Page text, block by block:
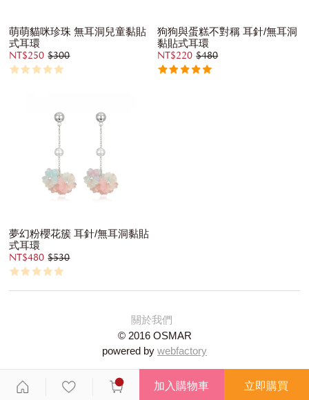
萌萌貓咪珍珠 無耳洞兒童黏貼
式耳環
NT$250 $300
狗狗與蛋糕不對稱 耳針/無耳洞
黏貼式耳環
NT$220 $480
夢幻粉櫻花簇 耳針/無耳洞黏貼
式耳環
NT$480 $530
關於我們
© 2016 OSMAR
powered by webfactory
加入購物車 立即購買